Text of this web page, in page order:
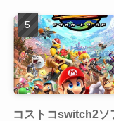
コストコswitch2ソ